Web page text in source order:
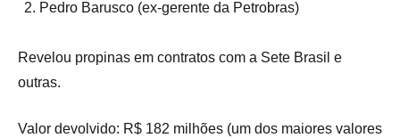
Pedro Barusco (ex-gerente da Petrobras)
Revelou propinas em contratos com a Sete Brasil e
outras.
Valor devolvido: R$ 182 milhões (um dos maiores valores